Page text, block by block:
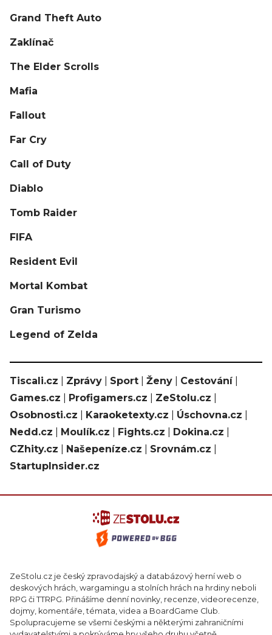
Grand Theft Auto
Zaklínač
The Elder Scrolls
Mafia
Fallout
Far Cry
Call of Duty
Diablo
Tomb Raider
FIFA
Resident Evil
Mortal Kombat
Gran Turismo
Legend of Zelda
Tiscali.cz Zprávy Sport Ženy Cestování|
Games.cz
Profigamers.cz ZeStolu.cz
Osobnosti.cz
Karaoketexty.cz Úschovna.cz
Nedd.cz
Moulík.cz Fights.cz Dokina.cz
CZhity.cz
Našepeníze.cz Srovnám.cz
StartupInsider.cz
ZeStolu.cz je český zpravodajský a databázový herní web o
deskových hrách, wargamingu a stolních hrách na hrdiny neboli
RPG či TTRPG. Přinášíme denní novinky, recenze, videorecenze,
dojmy, komentáře, témata, videa a BoardGame Club.
Spolupracujeme se všemi českými a některými zahraničními